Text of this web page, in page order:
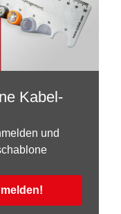
Kabel-
und